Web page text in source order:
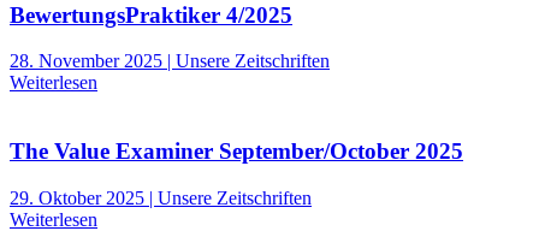
BewertungsPraktiker 4/2025
28. November 2025 | Unsere Zeitschriften
Weiterlesen
The Value Examiner September/October 2025
29. Oktober 2025 | Unsere Zeitschriften
Weiterlesen